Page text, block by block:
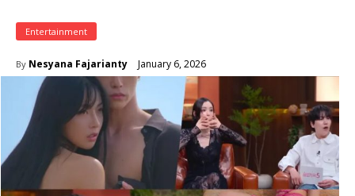
Entertainment
By Nesyana Fajarianty January 6, 2026